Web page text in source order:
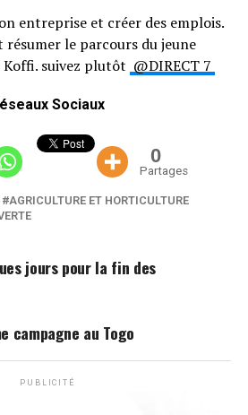
entreprise et créer des emplois.
résumer le parcours du jeune
suivez plutôt @DIRECT 7
Sociaux
0
Partages
AGRICULTURE ET HORTICULTURE
jours pour la fin des
campagne au Togo
PUBLICITÉ